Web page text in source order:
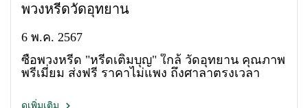
พวงหรีดวัดอุทยาน
6 พ.ค. 2567
ซื้อพวงหรีด "หรีดเติมบุญ" ใกล้ วัดอุทยาน คุณภาพ
พรีเมี่ยม ส่งฟรี ราคาไม่แพง ถึงศาลาตรงเวลา
ดูเพิ่มเติม